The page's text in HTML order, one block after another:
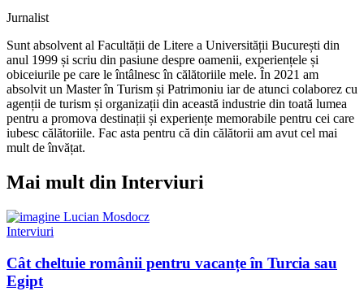
Jurnalist
Sunt absolvent al Facultății de Litere a Universității București din
anul 1999 și scriu din pasiune despre oamenii, experiențele și
obiceiurile pe care le întâlnesc în călătoriile mele. În 2021 am
absolvit un Master în Turism și Patrimoniu iar de atunci colaborez cu
agenții de turism și organizații din această industrie din toată lumea
pentru a promova destinații și experiențe memorabile pentru cei care
iubesc călătoriile. Fac asta pentru că din călătorii am avut cel mai
mult de învățat.
Mai mult din Interviuri
Interviuri
Cât cheltuie românii pentru vacanțe în Turcia sau
Egipt